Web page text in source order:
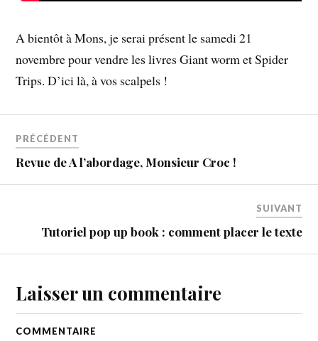
A bientôt à Mons, je serai présent le samedi 21
novembre pour vendre les livres Giant worm et Spider
Trips. D’ici là, à vos scalpels !
PRÉCÉDENT
Revue de A l’abordage, Monsieur Croc !
SUIVANT
Tutoriel pop up book : comment placer le texte
Laisser un commentaire
COMMENTAIRE